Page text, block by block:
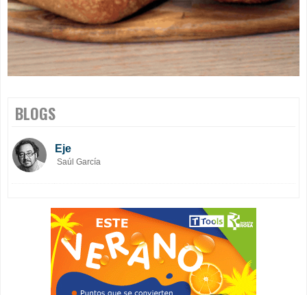
BLOGS
Eje
Saúl García